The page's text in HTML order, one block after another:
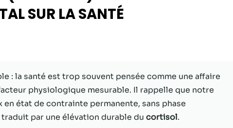
SUR LA SANTÉ
: la santé est trop souvent pensée comme une affaire
physiologique mesurable. Il rappelle que notre
état de contrainte permanente, sans phase
par une élévation durable du cortisol.
et la structure
du site Web,
en fonction
de la façon
dont le site
Web est